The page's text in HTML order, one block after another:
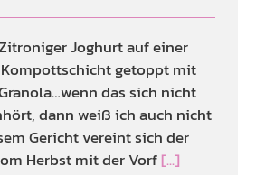
Joghurt auf einer
getoppt mit
das sich nicht
dann weiß ich auch nicht
Gericht vereint sich der
Herbst mit der Vorf[...]